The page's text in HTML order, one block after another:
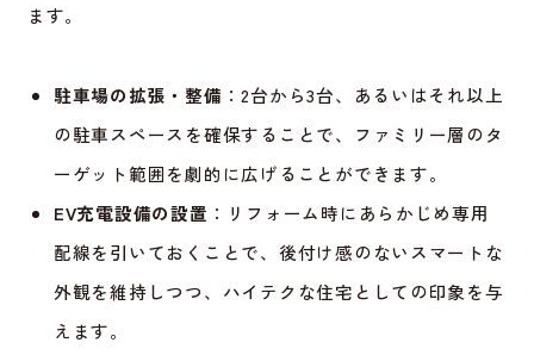
ます。
駐車場の拡張・整備 ：2台から3台、あるいはそれ以上
の駐車スペースを確保することで、ファミリー層のタ
ーゲット範囲を劇的に広げることができます。
EV充電設備の設置 ：リフォーム時にあらかじめ専用
配線を引いておくことで、後付け感のないスマートな
外観を維持しつつ、ハイテクな住宅としての印象を与
えます。